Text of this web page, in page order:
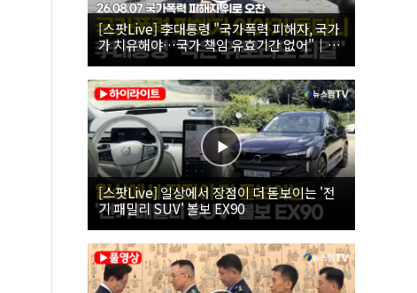
[스팟Live] 李대통령 "국가폭력 피해자, 국가
가 치유해야…국가 책임 유효기간 없어"｜
26.08.07 국가폭력 피해자 위로 오찬
[스팟Live] 일상에서 장점이 더 돋보이는 '전
기 패밀리 SUV' 볼보 EX90